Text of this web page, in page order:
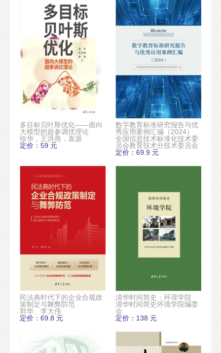
多目标贝叶斯优化——面向
大模型的超参调优理论
徐华，王洪燕，袁源
定价：59 元
数字教育标准研究报告与优
秀应用案例汇编（2024）
全国信息技术标准化技术委
员会教育技术分技术委员会
定价：69.9 元
民法典时代下的企业合规政
策制定与舞弊防范
郭华、李大伟
定价：69.8 元
清华时间简史：环境学院
清华时间简史环境学院编委
会
定价：138 元